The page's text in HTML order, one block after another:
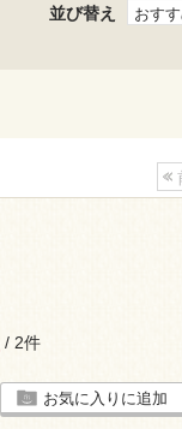
並び替え おす
/ 2件
お気に入りに追加